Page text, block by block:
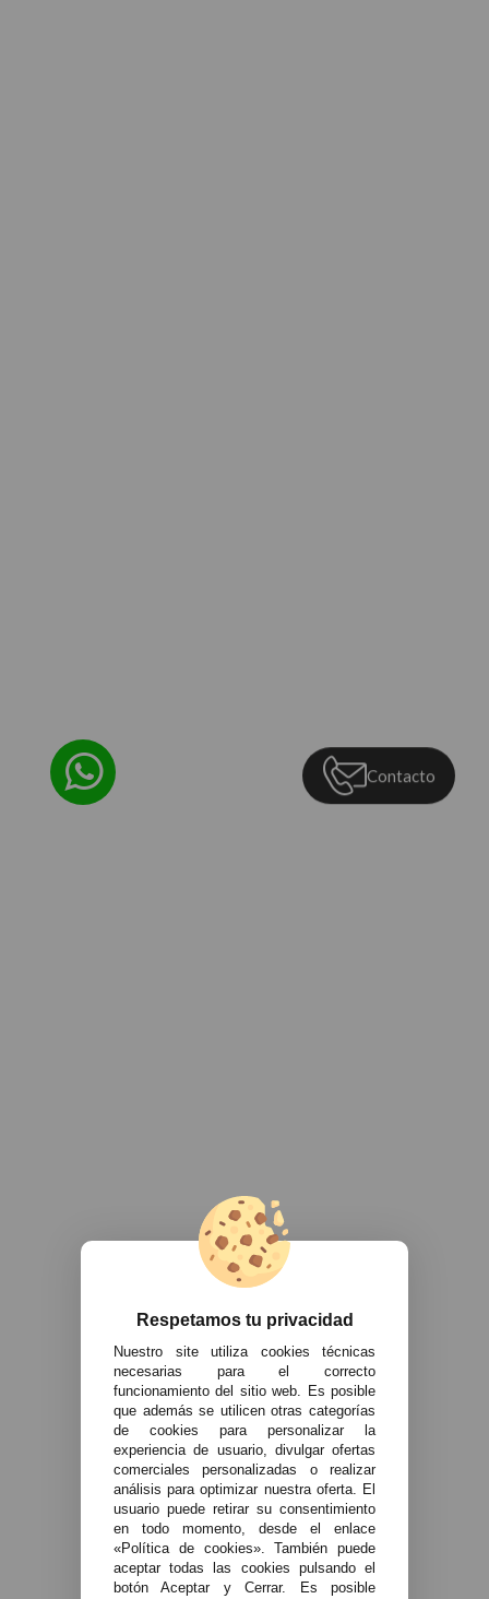
Contacto
Respetamos tu privacidad
Nuestro site utiliza cookies técnicas
necesarias para el correcto
funcionamiento del sitio web. Es posible
que además se utilicen otras categorías
de cookies para personalizar la
experiencia de usuario, divulgar ofertas
comerciales personalizadas o realizar
análisis para optimizar nuestra oferta. El
usuario puede retirar su consentimiento
en todo momento, desde el enlace
«Política de cookies». También puede
aceptar todas las cookies pulsando el
botón Aceptar y Cerrar. Es posible